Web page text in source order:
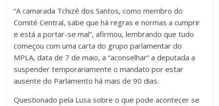
“A camarada Tchizé dos Santos, como membro do
Comité Central, sabe que há regras e normas a cumprir
e está a portar-se mal”, afirmou, lembrando que tudo
começou com uma carta do grupo parlamentar do
MPLA, data de 7 de maio, a “aconselhar” a deputada a
suspender temporariamente o mandato por estar
ausente do Parlamento há mais de 90 dias.
Questionado pela Lusa sobre o que pode acontecer se